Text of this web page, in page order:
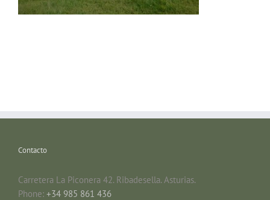
Contacto
Carretera La Piconera 42. Ribadesella. Asturias.
Phone: +34 985 861 436